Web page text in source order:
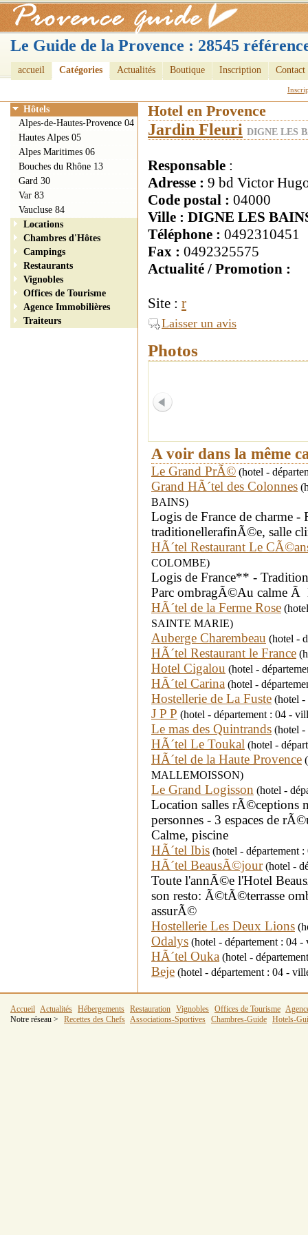
Le Guide de la Provence : 28545
accueil Catégories Actualités Boutique Inscription Contact
Hotel en Provence
Jardin Fleuri DIGNE LES
Responsable :
Adresse : 9 bd Victor
Code postal : 04000
Ville : DIGNE LES
Téléphone : 0492310451
Fax : 0492325575
Actualité / Promotion :
Site : r
Laisser un avis
Photos
A voir dans la même
Le Grand PrÃ© (hotel -
Grand HÃ´tel des Colonnes
BAINS)
Logis de France de charme -
traditionellerafinÃ©e, salle
HÃ´tel Restaurant Le
COLOMBE)
Logis de France** -
Parc ombragÃ©Au calme Ã
HÃ´tel de la Ferme Rose
SAINTE MARIE)
Auberge Charembeau (hotel -
HÃ´tel Restaurant le France
Hotel Cigalou (hotel -
HÃ´tel Carina (hotel -
Hostellerie de La Fuste (hotel
J P P (hotel - département : 04 -
Le mas des Quintrands (hotel
HÃ´tel Le Toukal (hotel -
HÃ´tel de la Haute Provence
MALLEMOISSON)
Le Grand Logisson (hotel -
Location salles rÃ©ceptions
personnes - 3 espaces de
Calme, piscine
HÃ´tel Ibis (hotel -
HÃ´tel BeausÃ©jour(hotel -
Toute l'annÃ©e l'Hotel
son resto: Ã©tÃ©terrasse
assurÃ©
Hostellerie Les Deux Lions
Odalys (hotel - département : 04
HÃ´tel Ouka (hotel -
Beje (hotel - département : 04 -
Hôtels
Alpes-de-Hautes-Provence 04
Hautes Alpes 05
Alpes Maritimes 06
Bouches du Rhône 13
Gard 30
Var 83
Vaucluse 84
Locations
Chambres d'Hôtes
Campings
Restaurants
Vignobles
Offices de Tourisme
Agence Immobilières
Traiteurs
Accueil Actualités Hébergements Restauration Vignobles Offices de Tourisme
Notre réseau >
Recettes des Chefs Associations-Sportives Chambres-Guide Hotels-